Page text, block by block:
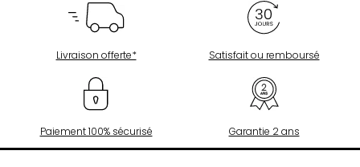
Livraison offerte* Satisfait ou remboursé
Paiement 100% sécurisé Garantie 2 ans